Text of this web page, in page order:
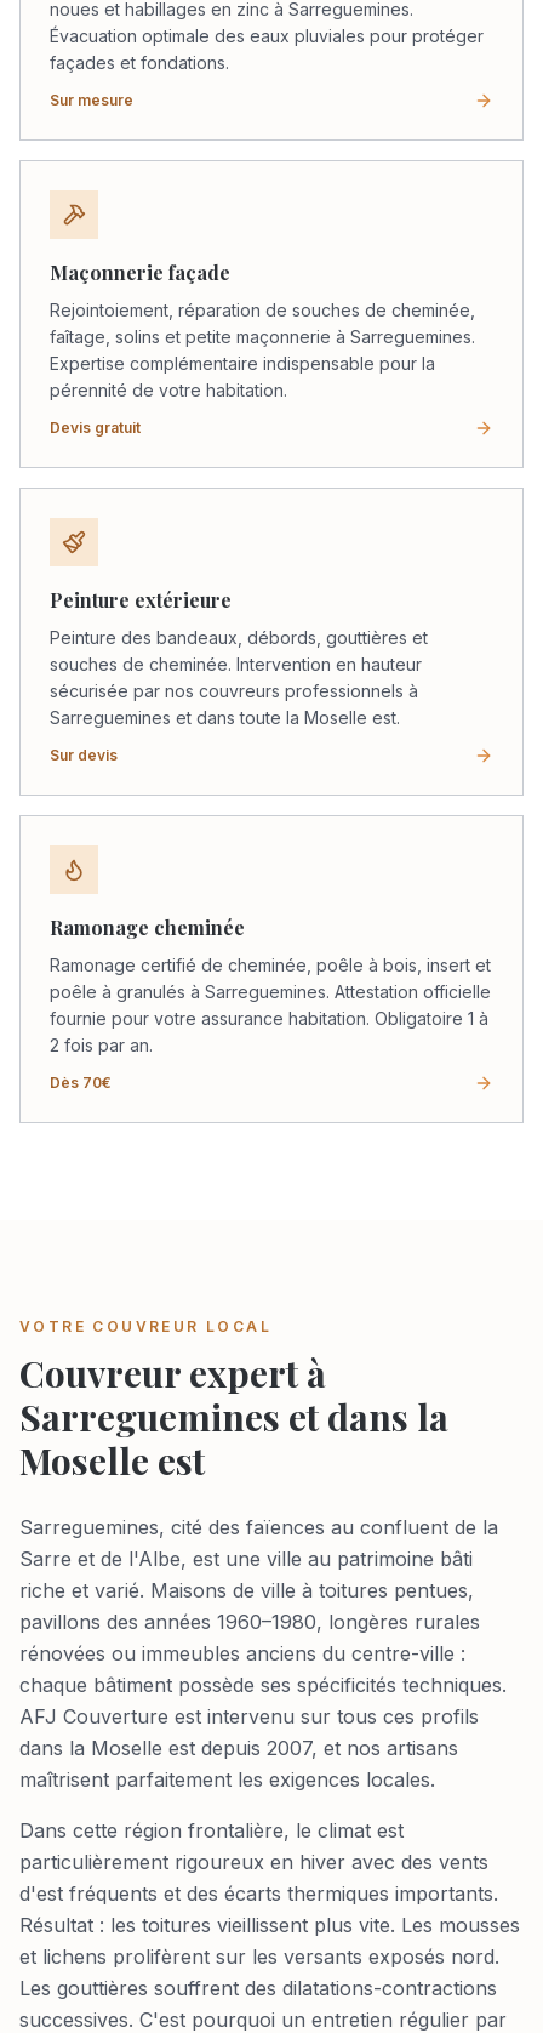
noues et habillages en zinc à Sarreguemines.
Évacuation optimale des eaux pluviales pour protéger
façades et fondations.
Sur mesure
Maçonnerie façade
Rejointoiement, réparation de souches de cheminée,
faîtage, solins et petite maçonnerie à Sarreguemines.
Expertise complémentaire indispensable pour la
pérennité de votre habitation.
Devis gratuit
Peinture extérieure
Peinture des bandeaux, débords, gouttières et
souches de cheminée. Intervention en hauteur
sécurisée par nos couvreurs professionnels à
Sarreguemines et dans toute la Moselle est.
Sur devis
Ramonage cheminée
Ramonage certifié de cheminée, poêle à bois, insert et
poêle à granulés à Sarreguemines. Attestation officielle
fournie pour votre assurance habitation. Obligatoire 1 à
2 fois par an.
Dès 70€
VOTRE COUVREUR LOCAL
Couvreur expert à
Sarreguemines et dans la
Moselle est
Sarreguemines, cité des faïences au confluent de la
Sarre et de l'Albe, est une ville au patrimoine bâti
riche et varié. Maisons de ville à toitures pentues,
pavillons des années 1960–1980, longères rurales
rénovées ou immeubles anciens du centre-ville :
chaque bâtiment possède ses spécificités techniques.
AFJ Couverture est intervenu sur tous ces profils
dans la Moselle est depuis 2007, et nos artisans
maîtrisent parfaitement les exigences locales.
Dans cette région frontalière, le climat est
particulièrement rigoureux en hiver avec des vents
d'est fréquents et des écarts thermiques importants.
Résultat : les toitures vieillissent plus vite. Les mousses
et lichens prolifèrent sur les versants exposés nord.
Les gouttières souffrent des dilatations-contractions
successives. C'est pourquoi un entretien régulier par